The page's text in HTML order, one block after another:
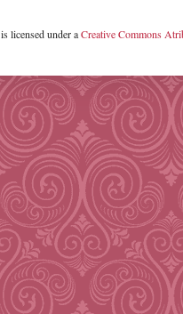
is licensed under aCreative Commons